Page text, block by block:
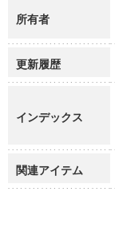
所有者
更新履歴
インデックス
関連アイテム